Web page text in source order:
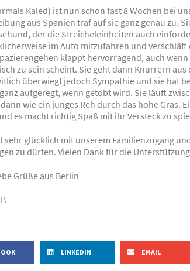
Kaled) ist nun schon fast 8 Wochen bei
aus Spanien traf auf sie ganz genau zu.
der die Streicheleinheiten auch
im Auto mitzufahren und verschläft
klappt hervorragend, auch
zu sein scheint. Sie geht dann Knurrern aus
überwiegt jedoch Sympathie und sie hat
aufgeregt, wenn getobt wird. Sie läuft
wie ein junges Reh durch das hohe Gras.
es macht richtig Spaß mit ihr Versteck zu
sehr glücklich mit unserem Familienzugang
zu dürfen. Vielen Dank für die
Grüße aus Berlin
LINKEDIN EMAIL